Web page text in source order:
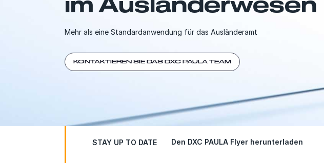
Mehr als eine Standardanwendung für das Ausländeramt
KONTAKTIEREN SIE DAS DXC PAULA TEAM
STAY UP TO DATE Den DXC PAULA Flyer herunterladen